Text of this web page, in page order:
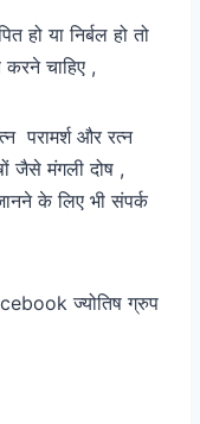
हो या निर्बल हो तो
चाहिए ,
परामर्श और रत्न
जैसे मंगली दोष ,
के लिए भी संपर्क
ज्योतिष ग्रुप